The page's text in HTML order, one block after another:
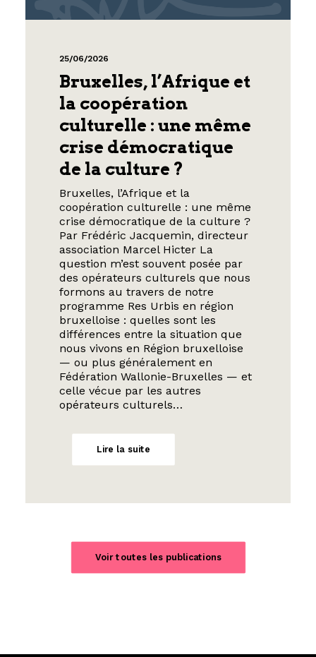
25/06/2026
Bruxelles, l’Afrique et
la coopération
culturelle : une même
crise démocratique
de la culture ?
Bruxelles, l’Afrique et la
coopération culturelle : une même
crise démocratique de la culture ?
Par Frédéric Jacquemin, directeur
association Marcel Hicter La
question m’est souvent posée par
des opérateurs culturels que nous
formons au travers de notre
programme Res Urbis en région
bruxelloise : quelles sont les
différences entre la situation que
nous vivons en Région bruxelloise
— ou plus généralement en
Fédération Wallonie-Bruxelles — et
celle vécue par les autres
opérateurs culturels…
Lire la suite
Voir toutes les publications